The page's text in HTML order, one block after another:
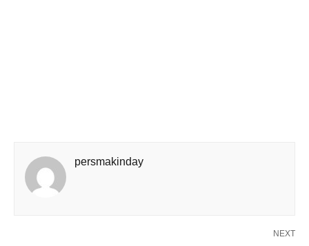
persmakinday
NEXT